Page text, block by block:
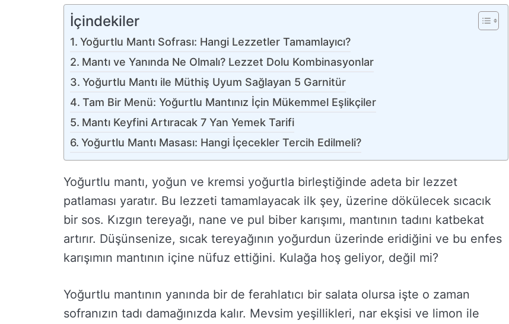
İçindekiler
Yoğurtlu Mantı Sofrası: Hangi Lezzetler Tamamlayıcı?
Mantı ve Yanında Ne Olmalı? Lezzet Dolu Kombinasyonlar
Yoğurtlu Mantı ile Müthiş Uyum Sağlayan 5 Garnitür
Tam Bir Menü: Yoğurtlu Mantınız İçin Mükemmel Eşlikçiler
Mantı Keyfini Artıracak 7 Yan Yemek Tarifi
Yoğurtlu Mantı Masası: Hangi İçecekler Tercih Edilmeli?
Yoğurtlu mantı, yoğun ve kremsi yoğurtla birleştiğinde adeta bir lezzet
patlaması yaratır. Bu lezzeti tamamlayacak ilk şey, üzerine dökülecek sıcacık
bir sos. Kızgın tereyağı, nane ve pul biber karışımı, mantının tadını katbekat
artırır. Düşünsenize, sıcak tereyağının yoğurdun üzerinde eridiğini ve bu enfes
karışımın mantının içine nüfuz ettiğini. Kulağa hoş geliyor, değil mi?
Yoğurtlu mantının yanında bir de ferahlatıcı bir salata olursa işte o zaman
sofranızın tadı damağınızda kalır. Mevsim yeşillikleri, nar ekşisi ve limon ile